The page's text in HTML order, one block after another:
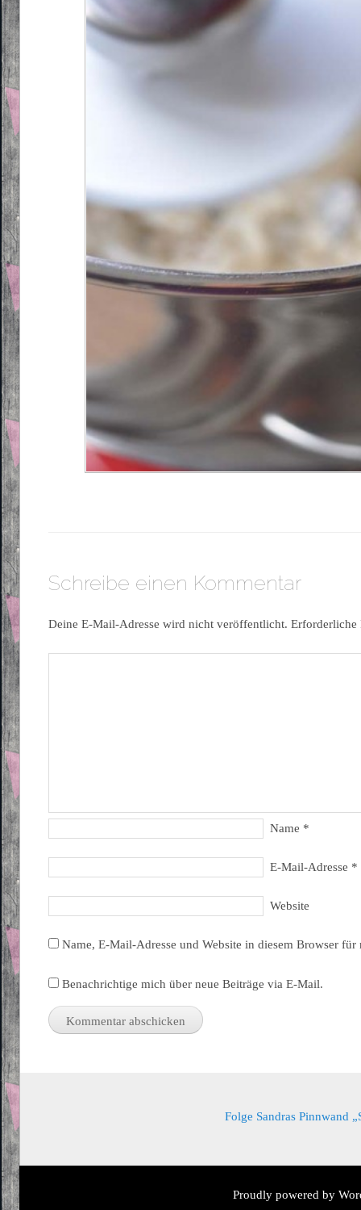
Schreibe einen Kommentar
Deine E-Mail-Adresse wird nicht veröffentlicht.
Name *
E-Mail-Adresse *
Website
Name, E-Mail-Adresse und Website in diesem Browser
Benachrichtige mich über neue Beiträge via E-Mail.
Folge Sandras Pinnwand
Proudly powered by